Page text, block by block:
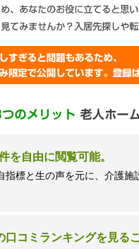
・営業のお電話はお断
を自由に閲覧可能。
指標と生の声を元に、介護
コミランキングを見る